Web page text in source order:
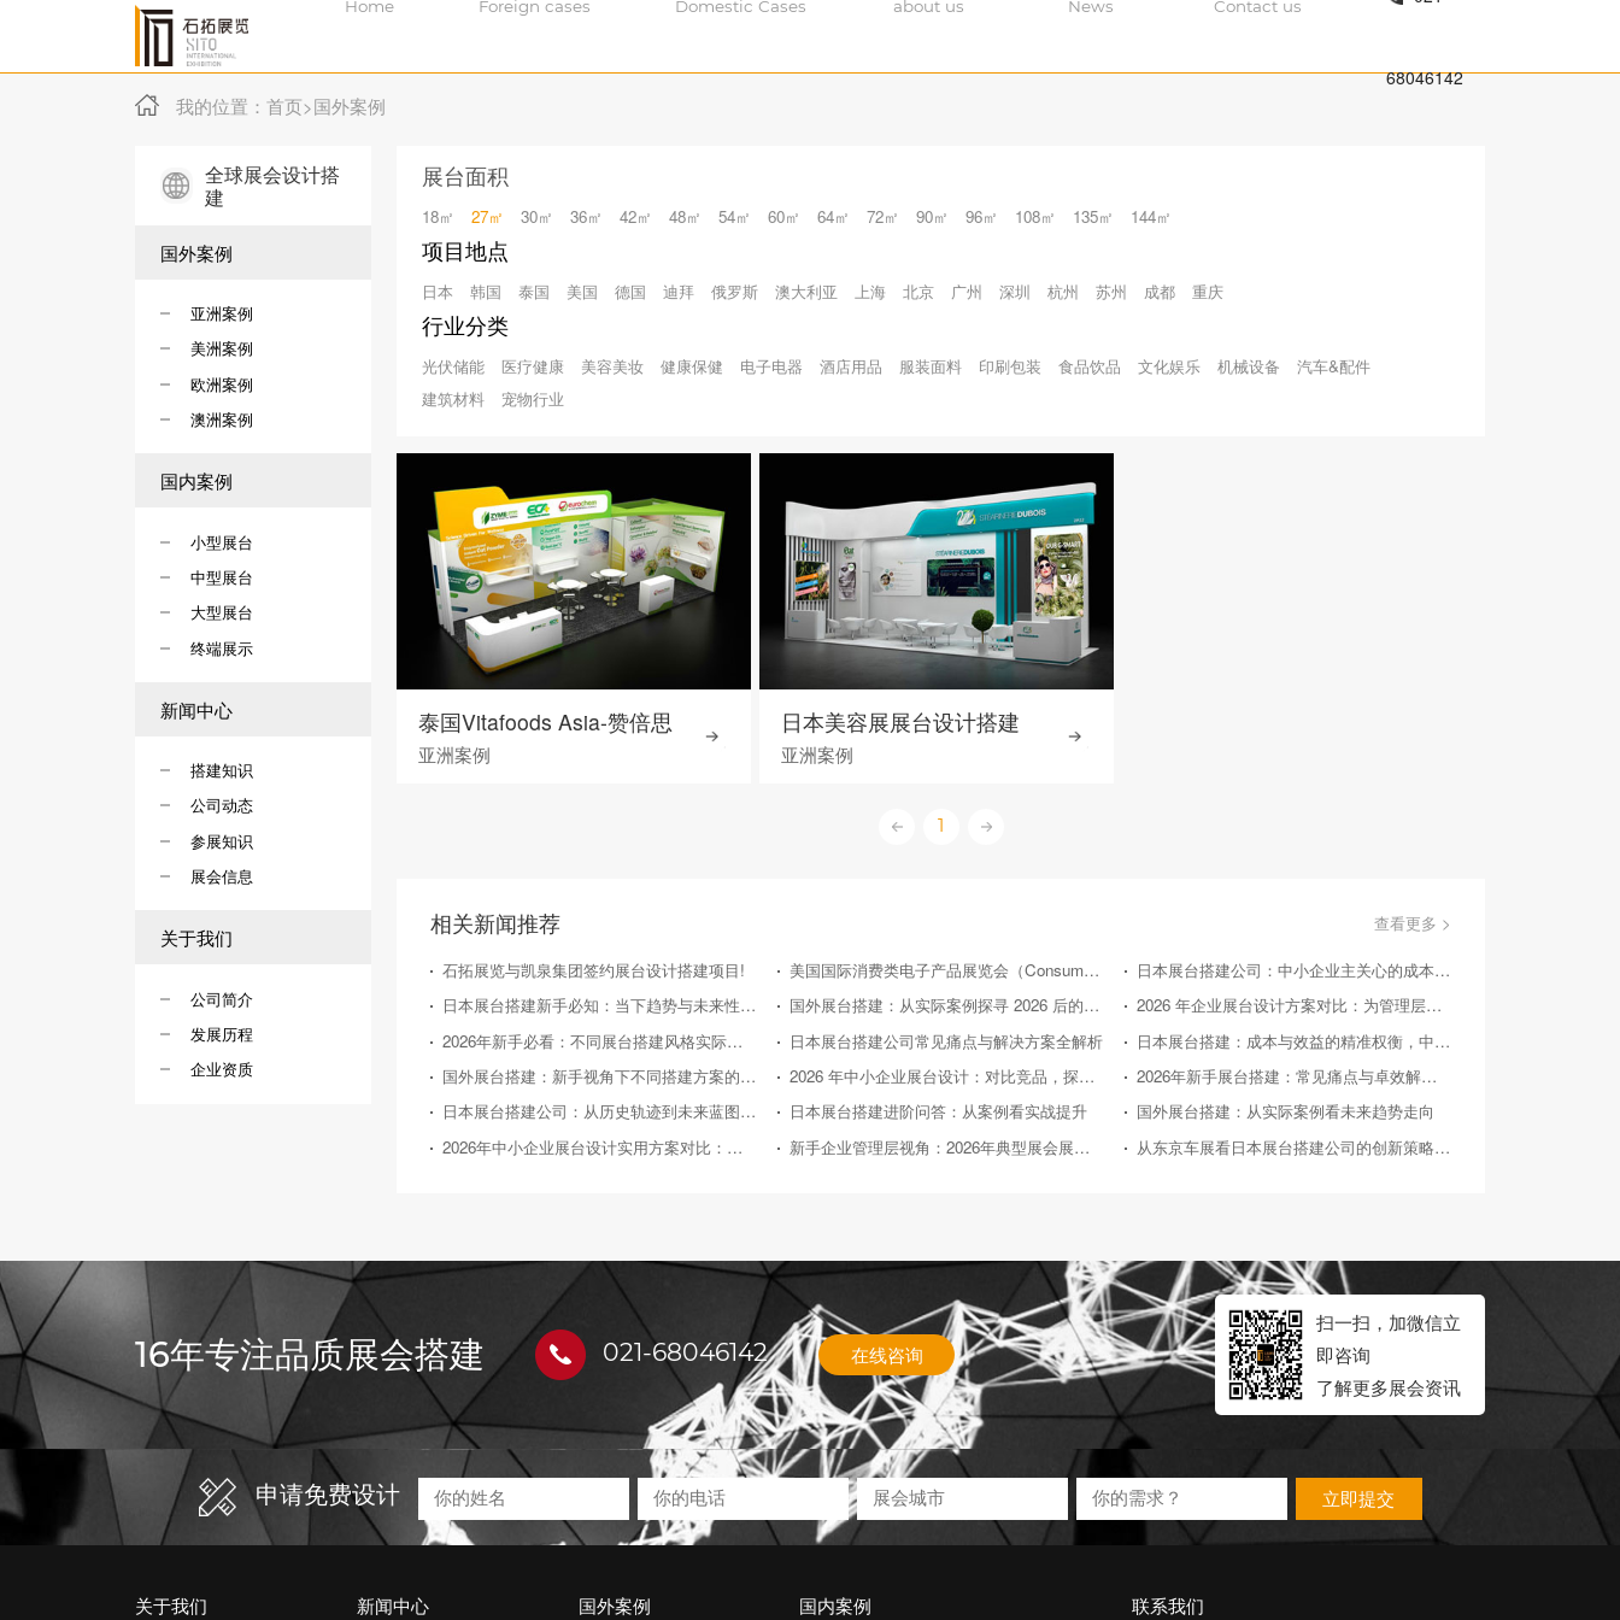
Home Foreign cases Domestic Cases about us News Contact us
68046142
我的位置： 首页>国外案例
全球展会设计搭
建
国外案例
亚洲案例
美洲案例
欧洲案例
澳洲案例
国内案例
小型展台
中型展台
大型展台
终端展示
新闻中心
搭建知识
公司动态
参展知识
展会信息
关于我们
公司简介
发展历程
企业资质
展台面积
18㎡ 27㎡ 30㎡ 36㎡ 42㎡ 48㎡ 54㎡ 60㎡ 64㎡ 72㎡ 90㎡ 96㎡ 108㎡ 135㎡ 144㎡
项目地点
日本 韩国 泰国 美国 德国 迪拜 俄罗斯 澳大利亚 上海 北京 广州 深圳 杭州 苏州 成都 重庆
行业分类
光伏储能 医疗健康 美容美妆 健康保健 电子电器 酒店用品 服装面料 印刷包装 食品饮品 文化娱乐 机械设备
汽车&配件
建筑材料
宠物行业
泰国Vitafoods Asia-赞倍思
亚洲案例
日本美容展展台设计搭建
亚洲案例
1
相关新闻推荐 查看更多 >
石拓展览与凯泉集团签约展台设计搭建项目! 美国国际消费类电子产品展览会（Consumer Electronics Show，简称CES）
日本展台搭建公司：中小企业主关心的成本效益问答
日本展台搭建新手必知：当下趋势与未来性价比走向
国外展台搭建：从实际案例探寻 2026 后的趋势方向
2026 年企业展台设计方案对比：为管理层提供精准决策参考
2026年新手必看：不同展台搭建风格实际效果对比评测
日本展台搭建公司常见痛点与解决方案全解析
日本展台搭建：成本与效益的精准权衡，中小企业的投资指南
国外展台搭建：新手视角下不同搭建方案的性价比对比
2026 年中小企业展台设计：对比竞品，探寻高性价比之路
2026年新手展台搭建：常见痛点与卓效解决方案
日本展台搭建公司：从历史轨迹到未来蓝图的深度剖析
日本展台搭建进阶问答：从案例看实战提升
国外展台搭建：从实际案例看未来趋势走向
2026年中小企业展台设计实用方案对比：助力性价比之选
新手企业管理层视角：2026年典型展会展台搭建案例深度剖析 从东京车展看日本展台搭建公司的创新策略与实践
16年专注品质展会搭建 021-68046142 在线咨询
扫一扫，加微信立
即咨询
了解更多展会资讯
申请免费设计 立即提交
关于我们 新闻中心 国外案例 国内案例 联系我们